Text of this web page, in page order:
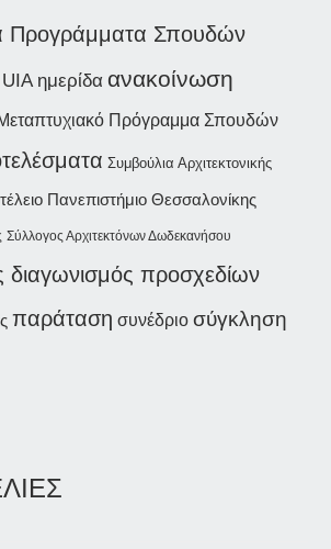
Προγράμματα Σπουδών
ημερίδα ανακοίνωση
Πρόγραμμα Σπουδών
Συμβούλια Αρχιτεκτονικής
Πανεπιστήμιο Θεσσαλονίκης
Σύλλογος Αρχιτεκτόνων Δωδεκανήσου
διαγωνισμός προσχεδίων
παράταση συνέδριο σύγκληση